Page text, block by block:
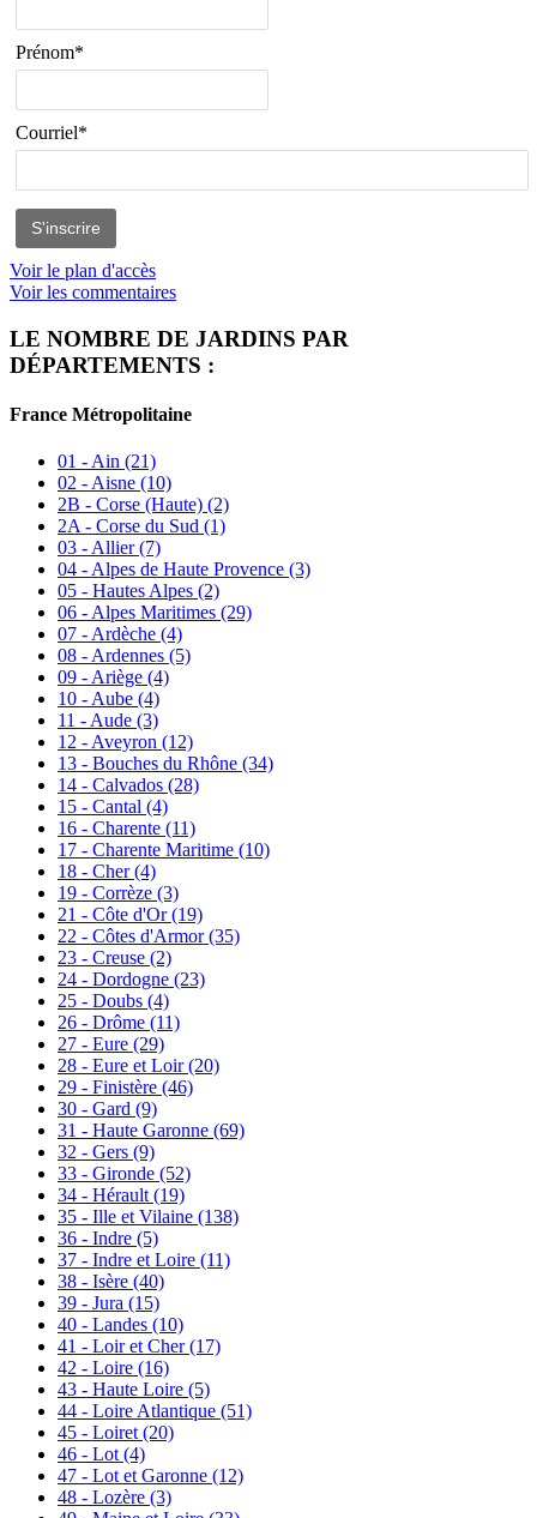
Prénom*
Courriel*
Voir le plan d'accès
Voir les commentaires
LE NOMBRE DE JARDINS PAR
DÉPARTEMENTS :
France Métropolitaine
01 - Ain (21)
02 - Aisne (10)
2B - Corse (Haute) (2)
2A - Corse du Sud (1)
03 - Allier(7)
04 - Alpes de Haute Provence (3)
05 - Hautes Alpes (2)
06 - Alpes Maritimes (29)
07 - Ardèche (4)
08 - Ardennes (5)
09 - Ariège (4)
10 - Aube (4)
11 - Aude (3)
12 - Aveyron (12)
13 - Bouches du Rhône (34)
14 - Calvados (28)
15 - Cantal (4)
16 - Charente (11)
17 - Charente Maritime (10)
18 - Cher(4)
19 - Corrèze (3)
21 - Côte d'Or(19)
22 - Côtes d'Armor(35)
23 - Creuse (2)
24 - Dordogne (23)
25 - Doubs (4)
26 - Drôme (11)
27 - Eure (29)
28 - Eure et Loir(20)
29 - Finistère (46)
30 - Gard (9)
31 - Haute Garonne (69)
32 - Gers (9)
33 - Gironde (52)
34 - Hérault(19)
35 - Ille et Vilaine (138)
36 - Indre (5)
37 - Indre et Loire (11)
38 - Isère (40)
39 - Jura (15)
40 - Landes (10)
41 - Loir et Cher(17)
42 - Loire (16)
43 - Haute Loire (5)
44 - Loire Atlantique (51)
45 - Loiret(20)
46 - Lot(4)
47 - Lot et Garonne (12)
48 - Lozère (3)